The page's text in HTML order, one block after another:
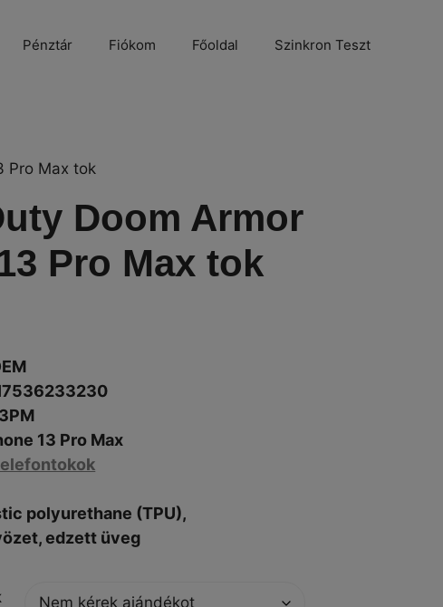
Pénztár Fiókom Főoldal Szinkron Teszt
Pro Max tok
Doom Armor
Pro Max tok
13 Pro Max
polyurethane (TPU),
edzett üveg